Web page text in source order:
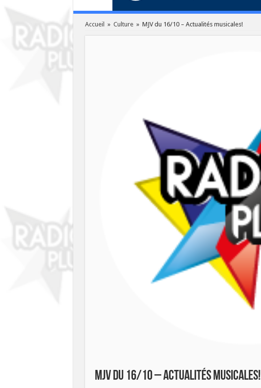
Accueil » Culture » MJV du 16/10 – Actualités musicales!
MJV du 16/10 – Actualités musicales!